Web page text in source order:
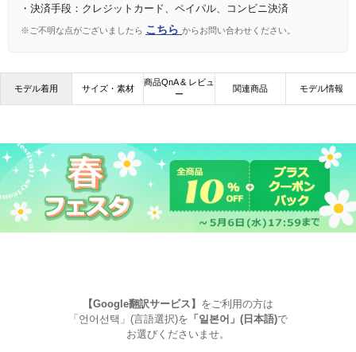
・決済手段：クレジットカード、ペイパル、コンビニ決済
※ご不明な点がございましたら こちら からお問い合わせください。
モデル着用 サイズ・素材
商品QnA & レビュ
ー
関連商品 モデル情報
【Google翻訳サービス】 をご利用の方は
「언어선택」(言語選択)を 「일본어」(日本語)で
お選びくださいませ。